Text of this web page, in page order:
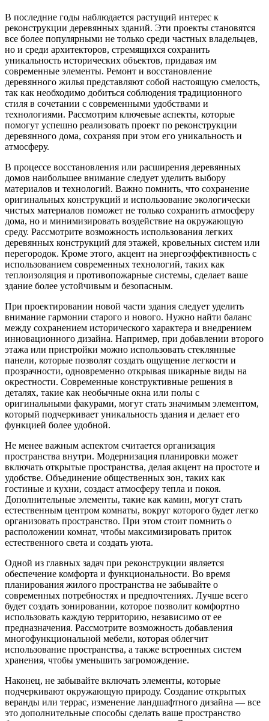
В последние годы наблюдается растущий интерес к
реконструкции деревянных зданий. Эти проекты становятся
все более популярными не только среди частных владельцев,
но и среди архитекторов, стремящихся сохранить
уникальность исторических объектов, придавая им
современные элементы. Ремонт и восстановление
деревянного жилья представляют собой настоящую смелость,
так как необходимо добиться соблюдения традиционного
стиля в сочетании с современными удобствами и
технологиями. Рассмотрим ключевые аспекты, которые
помогут успешно реализовать проект по реконструкции
деревянного дома, сохраняя при этом его уникальность и
атмосферу.
В процессе восстановления или расширения деревянных
домов наибольшее внимание следует уделить выбору
материалов и технологий. Важно помнить, что сохранение
оригинальных конструкций и использование экологически
чистых материалов поможет не только сохранить атмосферу
дома, но и минимизировать воздействие на окружающую
среду. Рассмотрите возможность использования легких
деревянных конструкций для этажей, кровельных систем или
перегородок. Кроме этого, акцент на энергоэффективность с
использованием современных технологий, таких как
теплоизоляция и противопожарные системы, сделает ваше
здание более устойчивым и безопасным.
При проектировании новой части здания следует уделить
внимание гармонии старого и нового. Нужно найти баланс
между сохранением исторического характера и внедрением
инновационного дизайна. Например, при добавлении второго
этажа или пристройки можно использовать стеклянные
панели, которые позволят создать ощущение легкости и
прозрачности, одновременно открывая шикарные виды на
окрестности. Современные конструктивные решения в
деталях, такие как необычные окна или полы с
оригинальными факурами, могут стать значимым элементом,
который подчеркивает уникальность здания и делает его
функцией более удобной.
Не менее важным аспектом считается организация
пространства внутри. Модернизация планировки может
включать открытые пространства, делая акцент на простоте и
удобстве. Объединение общественных зон, таких как
гостиные и кухни, создаст атмосферу тепла и покоя.
Дополнительные элементы, такие как камин, могут стать
естественным центром комнаты, вокруг которого будет легко
организовать пространство. При этом стоит помнить о
расположении комнат, чтобы максимизировать приток
естественного света и создать уюта.
Одной из главных задач при реконструкции является
обеспечение комфорта и функциональности. Во время
планирования жилого пространства не забывайте о
современных потребностях и предпочтениях. Лучше всего
будет создать зонировании, которое позволит комфортно
использовать каждую территорию, независимо от ее
предназначения. Рассмотрите возможность добавления
многофункциональной мебели, которая облегчит
использование пространства, а также встроенных систем
хранения, чтобы уменьшить загромождение.
Наконец, не забывайте включать элементы, которые
подчеркивают окружающую природу. Создание открытых
веранды или террас, изменение ландшафтного дизайна — все
это дополнительные способы сделать ваше пространство